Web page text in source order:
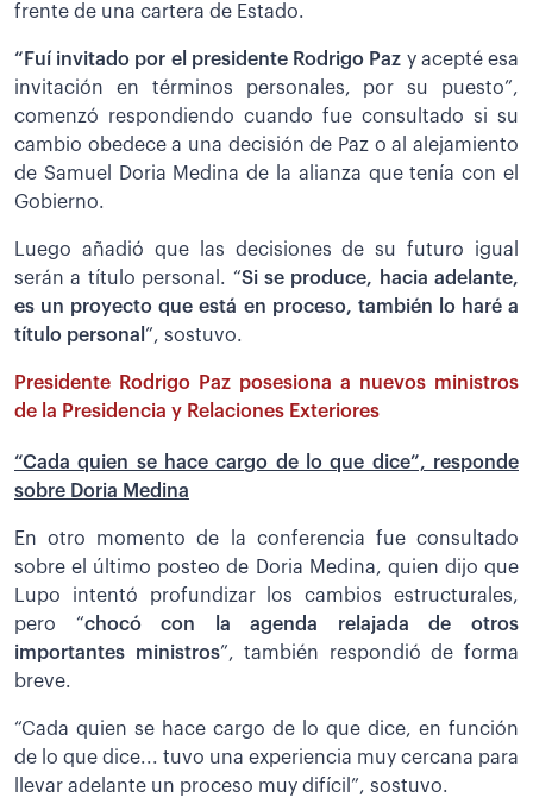
frente de una cartera de Estado.
“Fuí invitado por el presidente Rodrigo Paz y acepté esa
invitación en términos personales, por su puesto”,
comenzó respondiendo cuando fue consultado si su
cambio obedece a una decisión de Paz o al alejamiento
de Samuel Doria Medina de la alianza que tenía con el
Gobierno.
Luego añadió que las decisiones de su futuro igual
serán a título personal. “Si se produce, hacia adelante,
es un proyecto que está en proceso, también lo haré a
título personal ”, sostuvo.
Presidente Rodrigo Paz posesiona a nuevos ministros
de la Presidencia y Relaciones Exteriores
“Cada quien se hace cargo de lo que dice”, responde
sobre Doria Medina
En otro momento de la conferencia fue consultado
sobre el último posteo de Doria Medina, quien dijo que
Lupo intentó profundizar los cambios estructurales,
pero “chocó con la agenda relajada de otros
importantes ministros”, también respondió de forma
breve.
“Cada quien se hace cargo de lo que dice, en función
de lo que dice... tuvo una experiencia muy cercana para
llevar adelante un proceso muy difícil”, sostuvo.